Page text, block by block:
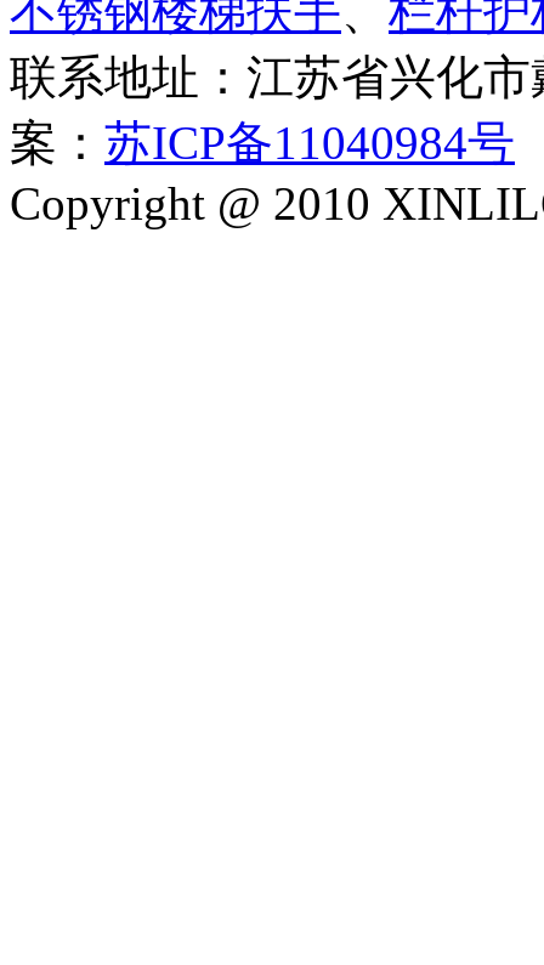
不锈钢楼梯扶手、 栏杆护
联系地址：江苏省兴化
案： 苏ICP备11040984号
Copyright @ 2010